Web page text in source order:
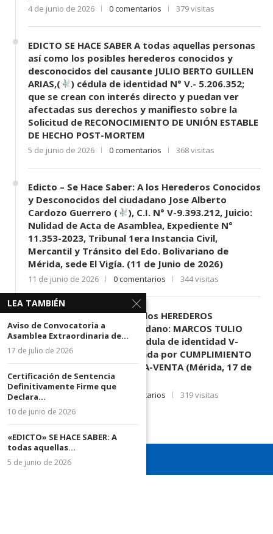
4 de junio de 2026 0 comentarios 379 visitas
EDICTO SE HACE SABER A todas aquellas personas
así como los posibles herederos conocidos y
desconocidos del causante JULIO BERTO GUILLEN
ARIAS,(
) cédula de identidad N° V.- 5.206.352;
que se crean con interés directo y puedan ver
afectadas sus derechos y manifiesto sobre la
Solicitud de RECONOCIMIENTO DE UNIÓN ESTABLE
DE HECHO POST-MORTEM
5 de junio de 2026 0 comentarios 368 visitas
Edicto – Se Hace Saber: A los Herederos Conocidos
y Desconocidos del ciudadano Jose Alberto
Cardozo Guerrero (
), C.I. N° V-9.393.212, Juicio:
Nulidad de Acta de Asamblea, Expediente N°
11.353-2023, Tribunal 1era Instancia Civil,
Mercantil y Tránsito del Edo. Bolivariano de
Mérida, sede El Vigía. (11 de Junio de 2026)
11 de junio de 2026 0 comentarios 344 visitas
EDICTO SE HACE SABER: A los HEREDEROS
DESCONOCIDOS del ciudadano: MARCOS TULIO
MORENO HERRERA, (
) cédula de identidad V-
3.003.963, Parte demandada por CUMPLIMIENTO
DE CONTRATO DE COMPRA-VENTA (Mérida, 17 de
Junio de 2026)
17 de junio de 2026 0 comentarios 319 visitas
LEA TAMBIÉN
Aviso de Convocatoria a
Asamblea Extraordinaria de...
17 de julio de 2026
Certificación de Sentencia
Definitivamente Firme que
Declara...
10 de junio de 2026
«EDICTO» SE HACE SABER: A
todas aquellas...
5 de junio de 2026